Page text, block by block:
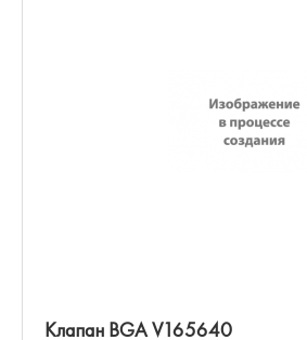
Клапан BGA V165640